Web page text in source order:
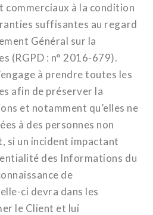
à la condition
suffisantes au regard
Général sur la
(RGPD : n° 2016-679).
à prendre toutes les
afin de préserver la
et notamment qu’elles ne
à des personnes non
si un incident impactant
des Informations du
de
ci devra dans les
le Client et lui